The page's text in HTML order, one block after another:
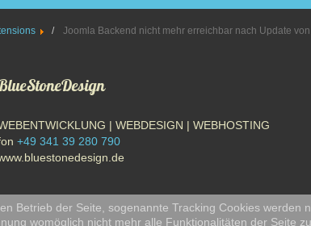
Joomla Backend nicht mehr erreichbar nach Update
| WEBDESIGN | WEBHOSTING
+49 341 39 280 790
Betrieb der Seite, sogenannte Tracking Cookies werden
womöglich nicht mehr alle Funktionalitäten der Seite